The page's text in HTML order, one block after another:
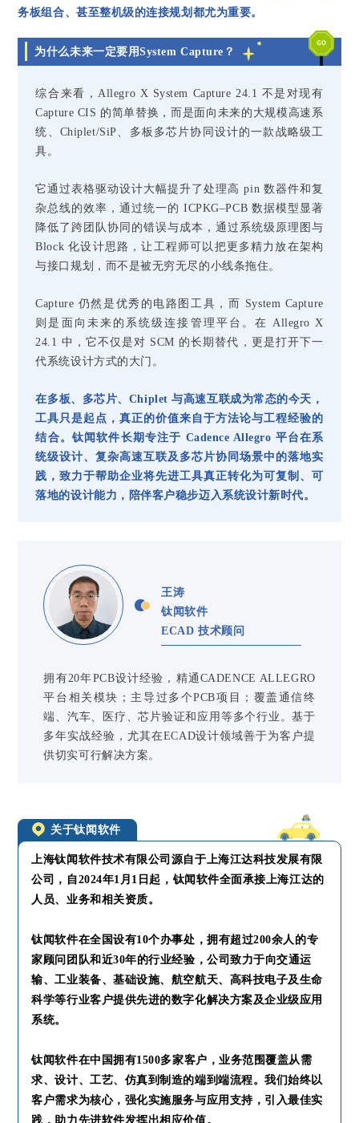
务板组合、甚至整机级的连接规划都尤为重要。
为什么未来一定要用System Capture？
综合来看，Allegro X System Capture 24.1 不是对现有
Capture CIS 的简单替换，而是面向未来的大规模高速系
统、Chiplet/SiP、多板多芯片协同设计的一款战略级工
具。
它通过表格驱动设计大幅提升了处理高 pin 数器件和复
杂总线的效率，通过统一的 ICPKG–PCB 数据模型显著
降低了跨团队协同的错误与成本，通过系统级原理图与
Block 化设计思路，让工程师可以把更多精力放在架构
与接口规划，而不是被无穷无尽的小线条拖住。
Capture 仍然是优秀的电路图工具，而 System Capture
则是面向未来的系统级连接管理平台。在 Allegro X
24.1 中，它不仅是对 SCM 的长期替代，更是打开下一
代系统设计方式的大门。
在多板、多芯片、Chiplet 与高速互联成为常态的今天，
工具只是起点，真正的价值来自于方法论与工程经验的
结合。钛闻软件长期专注于 Cadence Allegro 平台在系
统级设计、复杂高速互联及多芯片协同场景中的落地实
践，致力于帮助企业将先进工具真正转化为可复制、可
落地的设计能力，陪伴客户稳步迈入系统设计新时代。
王涛
钛闻软件
ECAD 技术顾问
拥有20年PCB设计经验，精通CADENCE ALLEGRO
平台相关模块；主导过多个PCB项目；覆盖通信终
端、汽车、医疗、芯片验证和应用等多个行业。基于
多年实战经验，尤其在ECAD设计领域善于为客户提
供切实可行解决方案。
关于钛闻软件
上海钛闻软件技术有限公司源自于上海江达科技发展有限
公司，自2024年1月1日起，钛闻软件全面承接上海江达的
人员、业务和相关资质。
钛闻软件在全国设有10个办事处，拥有超过200余人的专
家顾问团队和近30年的行业经验，公司致力于向交通运
输、工业装备、基础设施、航空航天、高科技电子及生命
科学等行业客户提供先进的数字化解决方案及企业级应用
系统。
钛闻软件在中国拥有1500多家客户，业务范围覆盖从需
求、设计、工艺、仿真到制造的端到端流程。我们始终以
客户需求为核心，强化实施服务与应用支持，引入最佳实
践，助力先进软件发挥出相应价值。